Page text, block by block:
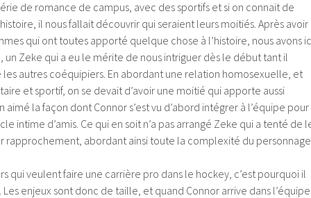
de romance de campus, avec des sportifs et si on connait de
il nous fallait découvrir qui seraient leurs moitiés. Après avoir
qui ont toutes apporté quelque chose à l’histoire, nous avons
un Zeke qui a eu le mérite de nous intriguer dès le début tant il
les autres coéquipiers. En abordant une relation homosexuelle, et
et sportif, on se devait d’avoir une moitié qui apporte aussi
aimé la façon dont Connor s’est vu d’abord intégrer à l’équipe pour
intime d’amis. Ce qui en soit n’a pas arrangé Zeke qui a tenté de
rapprochement, abordant ainsi toute la complexité du
qui veulent faire une carrière pro dans le hockey, c’est pourquoi il
enjeux sont donc de taille, et quand Connor arrive dans